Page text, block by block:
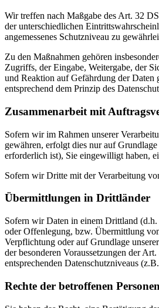
Wir treffen nach Maßgabe des Art. 32
der unterschiedlichen
angemessenes Schutzniveau zu
Zu den Maßnahmen gehören
Zugriffs, der Eingabe, Weitergabe, der
und Reaktion auf Gefährdung der
entsprechend dem Prinzip des
Zusammenarbeit mit
Sofern wir im Rahmen unserer
gewähren, erfolgt dies nur auf
erforderlich ist), Sie eingewilligt haben,
Sofern wir Dritte mit der Verarbeitung
Übermittlungen in Drittländer
Sofern wir Daten in einem Drittland
oder Offenlegung, bzw. Übermittlung
Verpflichtung oder auf Grundlage
der besonderen Voraussetzungen der
entsprechenden Datenschutzniveaus
Rechte der betroffenen Personen